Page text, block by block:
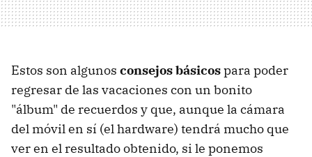
Estos son algunos consejos básicospara poder
regresar de las vacaciones con un bonito
"álbum" de recuerdos y que, aunque la cámara
del móvil en sí (el hardware) tendrá mucho que
ver en el resultado obtenido, si le ponemos